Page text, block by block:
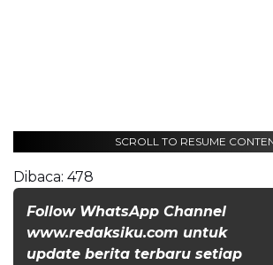
SCROLL TO RESUME
Dibaca: 478
Follow WhatsApp Channel
www.redaksiku.com untuk
update berita terbaru setiap